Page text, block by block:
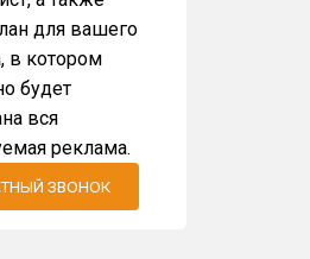
для вашего
в котором
будет
вся
реклама.
ЗВОНОК